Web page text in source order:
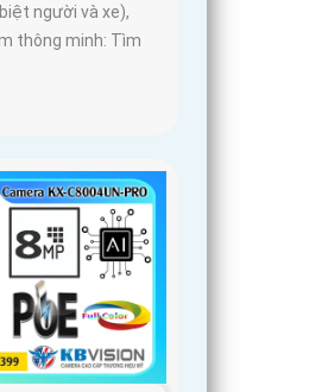
người và xe),
thông minh: Tìm